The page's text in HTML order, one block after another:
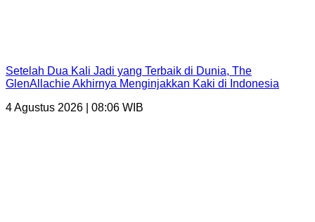
Setelah Dua Kali Jadi yang Terbaik di Dunia, The
GlenAllachie Akhirnya Menginjakkan Kaki di Indonesia
4 Agustus 2026 | 08:06 WIB